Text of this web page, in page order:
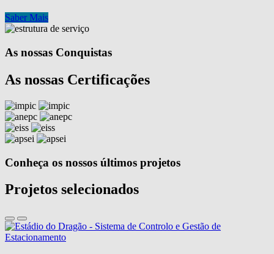
Saber Mais
As nossas Conquistas
As nossas Certificações
Conheça os nossos últimos projetos
Projetos selecionados